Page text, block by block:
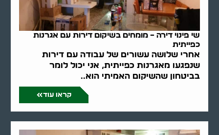
שי פינוי דירה – מומחים בשיקום דירות עם אגרנות
כפייתית
אחרי שלושה עשורים של עבודה עם דירות
שנפגעו מאגרנות כפייתית, אני יכול לומר
בביטחון שהשיקום האמיתי הוא..
קראו עוד